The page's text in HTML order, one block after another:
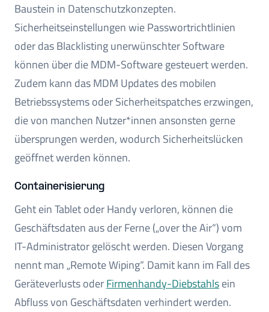
Baustein in Datenschutzkonzepten.
Sicherheitseinstellungen wie Passwortrichtlinien
oder das Blacklisting unerwünschter Software
können über die MDM-Software gesteuert werden.
Zudem kann das MDM Updates des mobilen
Betriebssystems oder Sicherheitspatches erzwingen,
die von manchen Nutzer*innen ansonsten gerne
übersprungen werden, wodurch Sicherheitslücken
geöffnet werden können.
Containerisierung
Geht ein Tablet oder Handy verloren, können die
Geschäftsdaten aus der Ferne („over the Air“) vom
IT-Administrator gelöscht werden. Diesen Vorgang
nennt man „Remote Wiping“. Damit kann im Fall des
Geräteverlusts oderFirmenhandy-Diebstahlsein
Abfluss von Geschäftsdaten verhindert werden.